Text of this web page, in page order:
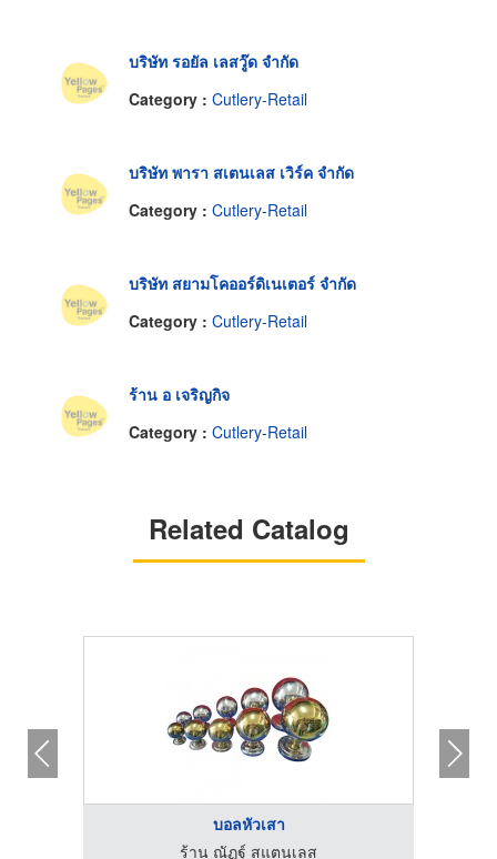
บริษัท รอยัล เลสวู๊ด จำกัด
Category : Cutlery-Retail
บริษัท พารา สเตนเลส เวิร์ค จำกัด
Category : Cutlery-Retail
บริษัท สยามโคออร์ดิเนเตอร์ จำกัด
Category : Cutlery-Retail
ร้าน อ เจริญกิจ
Category : Cutlery-Retail
Related Catalog
บอลหัวเสา
ร้าน ณัฏฐ์ สแตนเลส